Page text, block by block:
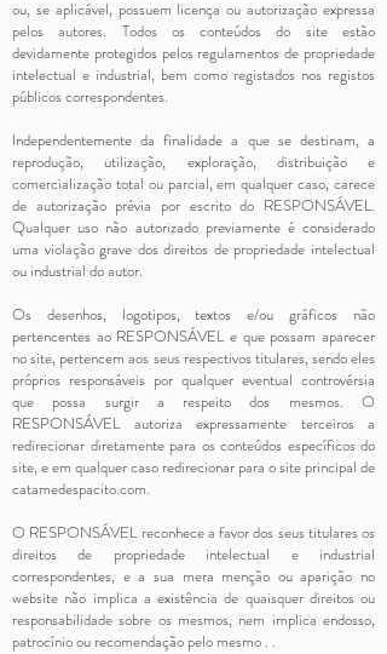
ou, se aplicável, possuem licença ou autorização expressa
pelos autores. Todos os conteúdos do site estão
devidamente protegidos pelos regulamentos de propriedade
intelectual e industrial, bem como registados nos registos
públicos correspondentes.
Independentemente da finalidade a que se destinam, a
reprodução, utilização, exploração, distribuição e
comercialização total ou parcial, em qualquer caso, carece
de autorização prévia por escrito do RESPONSÁVEL.
Qualquer uso não autorizado previamente é considerado
uma violação grave dos direitos de propriedade intelectual
ou industrial do autor.
Os desenhos, logotipos, textos e/ou gráficos não
pertencentes ao RESPONSÁVEL e que possam aparecer
no site, pertencem aos seus respectivos titulares, sendo eles
próprios responsáveis por qualquer eventual controvérsia
que possa surgir a respeito dos mesmos. O
RESPONSÁVEL autoriza expressamente terceiros a
redirecionar diretamente para os conteúdos específicos do
site, e em qualquer caso redirecionar para o site principal de
catamedespacito.com.
O RESPONSÁVEL reconhece a favor dos seus titulares os
direitos de propriedade intelectual e industrial
correspondentes, e a sua mera menção ou aparição no
website não implica a existência de quaisquer direitos ou
responsabilidade sobre os mesmos, nem implica endosso,
patrocínio ou recomendação pelo mesmo . .